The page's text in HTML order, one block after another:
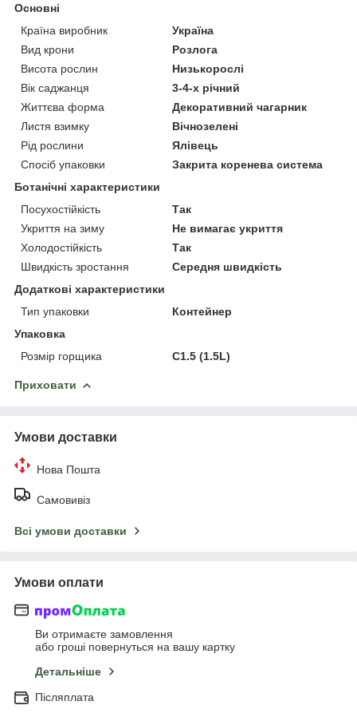
Основні
Країна виробник
Україна
Вид крони
Розлога
Висота рослин
Низькорослі
Вік саджанця
3-4-х річний
Життєва форма
Декоративний чагарник
Листя взимку
Вічнозелені
Рід рослини
Ялівець
Спосіб упаковки
Закрита коренева система
Ботанічні характеристики
Посухостійкість
Так
Укриття на зиму
Не вимагає укриття
Холодостійкість
Так
Швидкість зростання
Середня швидкість
Додаткові характеристики
Тип упаковки
Контейнер
Упаковка
Розмір горщика
C1.5 (1.5L)
Приховати
Умови доставки
Нова Пошта
Самовивіз
Всі умови доставки
Умови оплати
Ви отримаєте замовлення
або гроші повернуться на вашу картку
Детальніше
Післяплата